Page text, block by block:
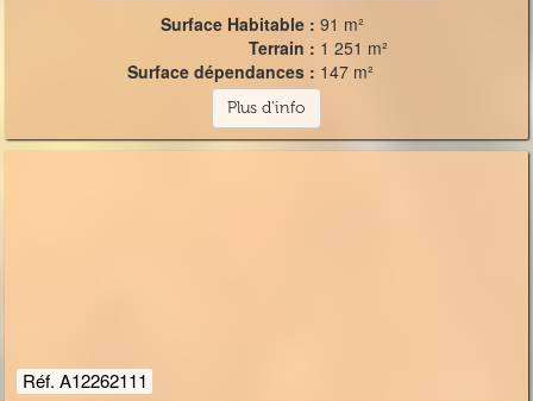
Surface Habitable : 91 m²
Terrain : 1 251 m²
Surface dépendances : 147 m²
Plus d'info
Réf. A12262111